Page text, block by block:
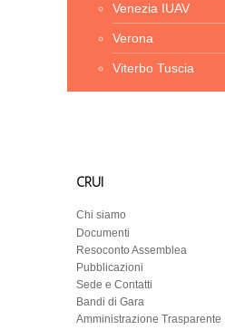
Venezia IUAV
Verona
Viterbo Tuscia
CRUI
Chi siamo
Documenti
Resoconto Assemblea
Pubblicazioni
Sede e Contatti
Bandi di Gara
Amministrazione Trasparente